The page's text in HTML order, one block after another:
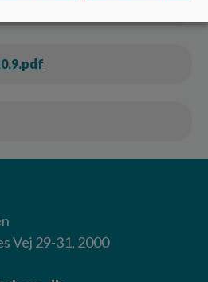
Vej 29-31, 2000